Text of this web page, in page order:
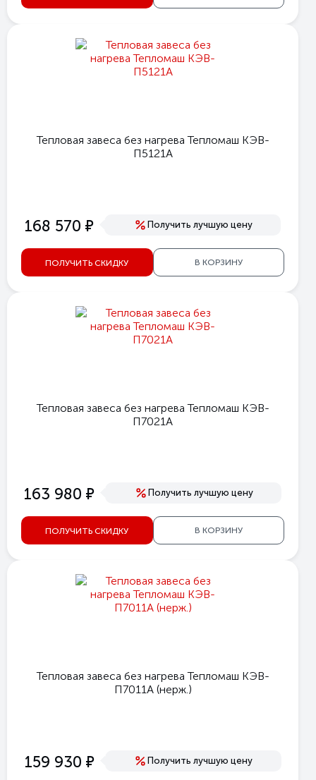
Тепловая завеса без нагрева Тепломаш КЭВ-
П5121А
168 570 е Получить лучшую цену
ПОЛУЧИТЬ СКИДКУ В КОРЗИНУ
Тепловая завеса без нагрева Тепломаш КЭВ-
П7021А
163 980 е Получить лучшую цену
ПОЛУЧИТЬ СКИДКУ В КОРЗИНУ
Тепловая завеса без нагрева Тепломаш КЭВ-
П7011А (нерж.)
159 930 е Получить лучшую цену